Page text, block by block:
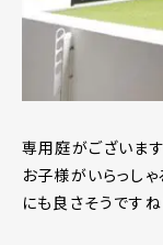
専用庭がございます
お子様がいらっし
にも良さそうですね